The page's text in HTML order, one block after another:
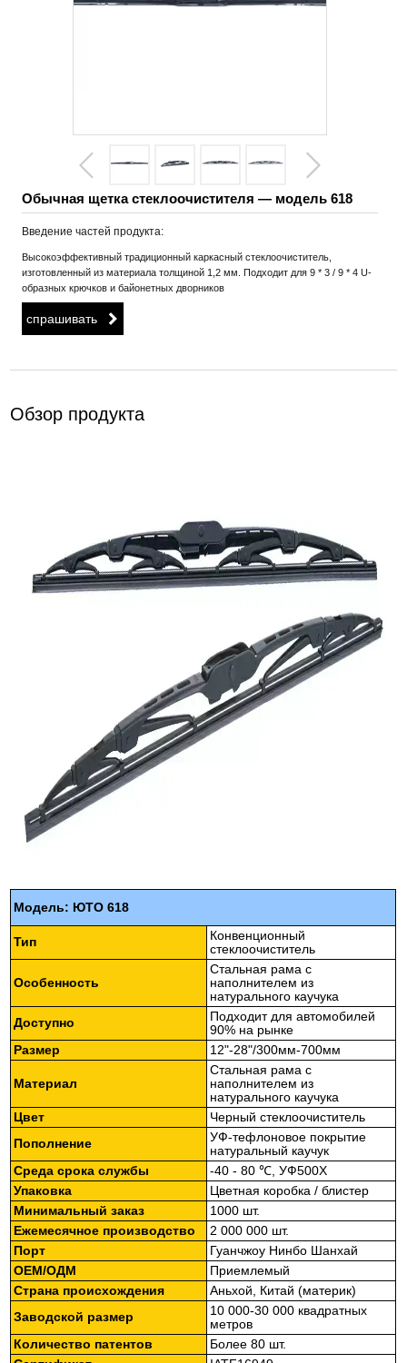
Обычная щетка стеклоочистителя — модель 618
Введение частей продукта:
Высокоэффективный традиционный каркасный стеклоочиститель,
изготовленный из материала толщиной 1,2 мм. Подходит для 9 * 3 / 9 * 4 U-
образных крючков и байонетных дворников
спрашивать
Обзор продукта
Модель: ЮТО 618
Тип
Конвенционный
стеклоочиститель
Особенность
Стальная рама с
наполнителем из
натурального каучука
Доступно
Подходит для автомобилей
90% на рынке
Размер
12"-28"/300мм-700мм
Материал
Стальная рама с
наполнителем из
натурального каучука
Цвет
Черный стеклоочиститель
Пополнение
УФ-тефлоновое покрытие
натуральный каучук
Среда срока службы
-40 - 80 ℃, УФ500Х
Упаковка
Цветная коробка / блистер
Минимальный заказ
1000 шт.
Ежемесячное производство
2 000 000 шт.
Порт
Гуанчжоу Нинбо Шанхай
ОЕМ/ОДМ
Приемлемый
Страна происхождения
Аньхой, Китай (материк)
Заводской размер
10 000-30 000 квадратных
метров
Количество патентов
Более 80 шт.